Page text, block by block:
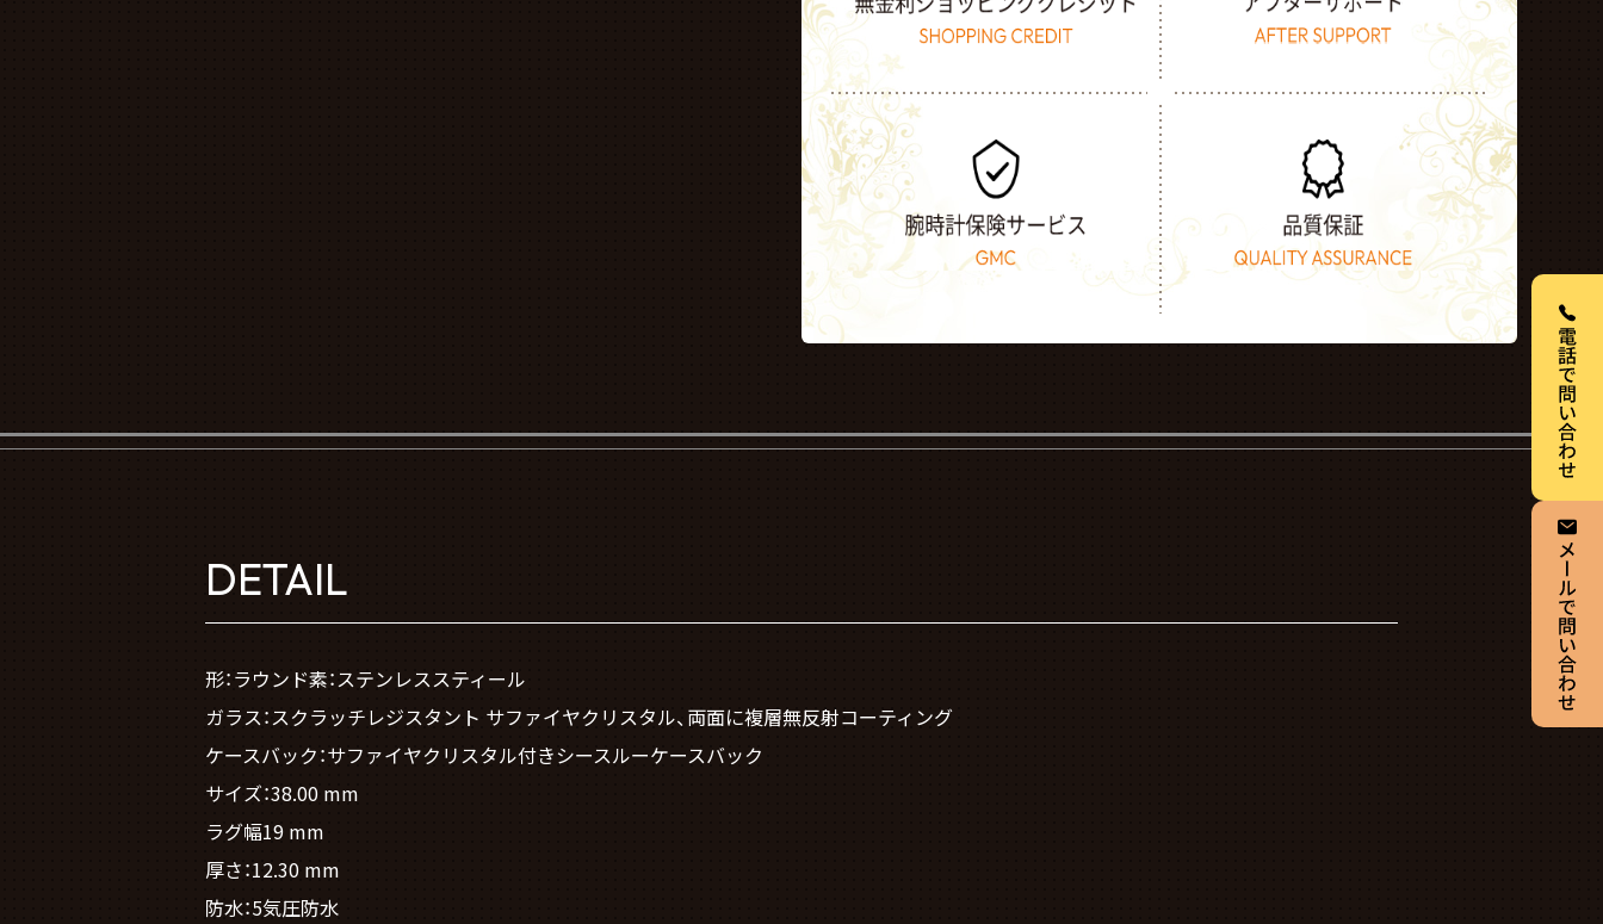
DETAIL
形：ラウンド素：ステンレススティール
ガラス：スクラッチレジスタント サファイヤクリスタル、両面に複層無反射コーティング
ケースバック：サファイヤクリスタル付きシースルーケースバック
サイズ：38.00 mm
ラグ幅19 mm
厚さ：12.30 mm
防水：5気圧防水